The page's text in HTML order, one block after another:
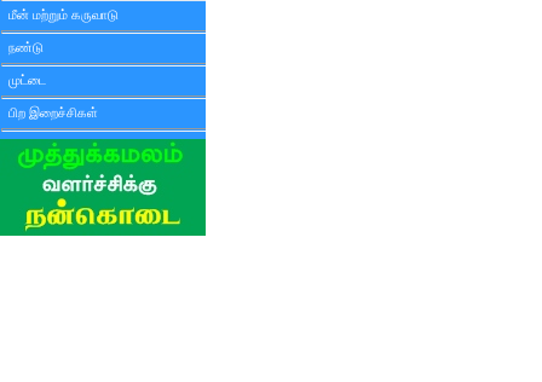
மீன் மற்றும் கருவாடு
நண்டு
முட்டை
பிற இறைச்சிகள்